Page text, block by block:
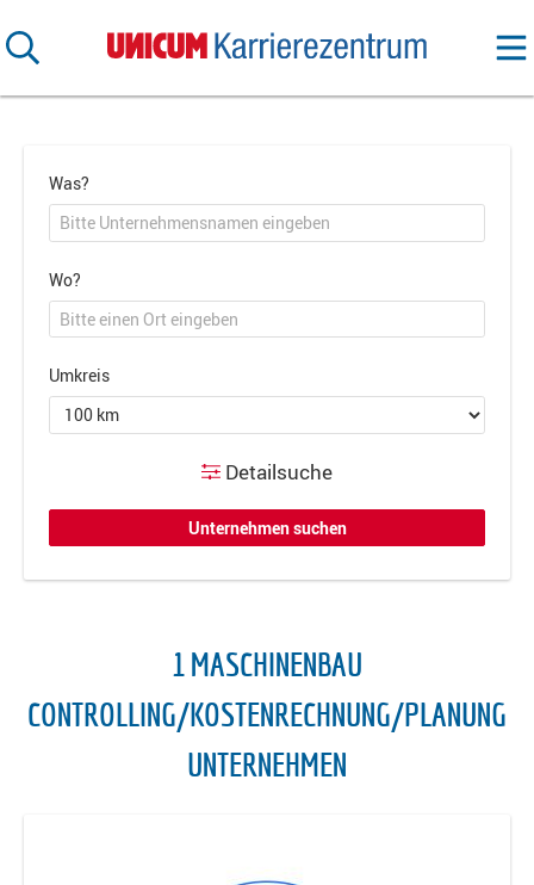
Was?
Wo?
Umkreis
Detailsuche
1 MASCHINENBAU
CONTROLLING/KOSTENRECHNUNG/PLANUNG
UNTERNEHMEN